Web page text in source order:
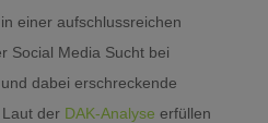
einer aufschlussreichen
Social Media Sucht bei
dabei erschreckende
der DAK-Analyse erfüllen